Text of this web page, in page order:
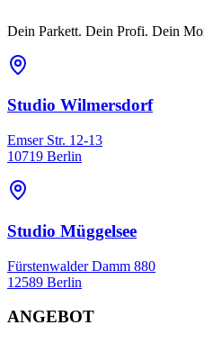
Dein Parkett. Dein Profi. Dein
Studio Wilmersdorf
Emser Str. 12-13
10719 Berlin
Studio Müggelsee
Fürstenwalder Damm 880
12589 Berlin
ANGEBOT